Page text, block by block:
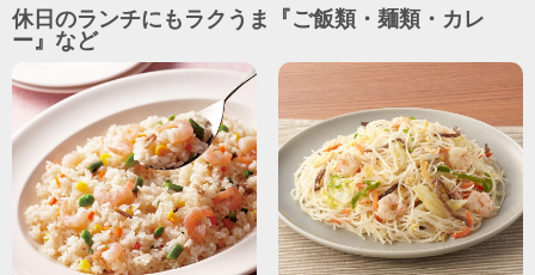
休日のランチにもラクうま『ご飯類・麺類・カレ
ー』など